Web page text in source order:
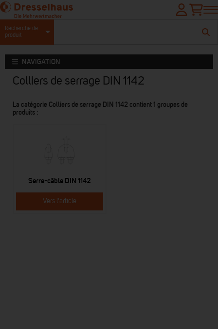
Recherche de
produit
NAVIGATION
Colliers de serrage DIN 1142
La catégorie Colliers de serrage DIN 1142 contient 1 groupes de
produits :
Serre-câble DIN 1142
Vers l'article